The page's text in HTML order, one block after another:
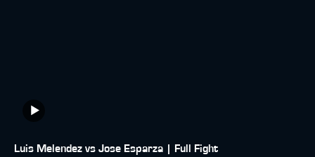
Luis Melendez vs Jose Esparza | Full Fight